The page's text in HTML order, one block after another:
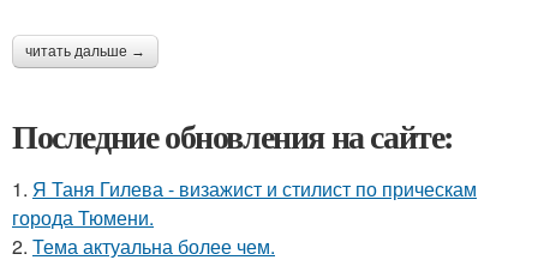
читать дальше →
Последние обновления на сайте:
1. Я Таня Гилева - визажист и стилист по прическам
города Тюмени.
2. Тема актуальна более чем.